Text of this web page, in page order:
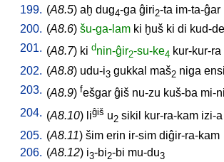
199. (A8.5) aḫ dug4-ga ĝiri2-ta im-ta-ĝar
200. (A8.6) šu-ga-lam ki ḫuš ki di kud-de
201. (A8.7) ki dnin-ĝir2-su-ke4 kur-kur-ra
202. (A8.8) udu-i3 gukkal maš2 niga ensi
203. (A8.9) fešgar ĝiš nu-zu kuš-ba mi-
204. (A8.10) liĝiš u2 sikil kur-ra-kam izi-a
205. (A8.11) šim erin ir-sim diĝir-ra-kam
206. (A8.12) i3-bi2-bi mu-du3